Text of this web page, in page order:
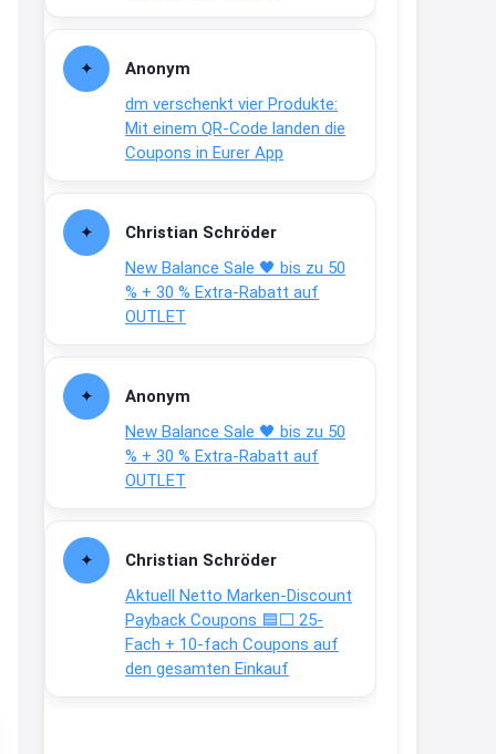
Anonym
dm verschenkt vier Produkte:
Mit einem QR-Code landen die
Coupons in Eurer App
Christian Schröder
New Balance Sale 🖤 bis zu 50
% + 30 % Extra-Rabatt auf
OUTLET
Anonym
New Balance Sale 🖤 bis zu 50
% + 30 % Extra-Rabatt auf
OUTLET
Christian Schröder
Aktuell Netto Marken-Discount
Payback Coupons 🟦⬜ 25-
Fach + 10-fach Coupons auf
den gesamten Einkauf
Joachim
www.linda.de/vorteile/coupons/...
2:21
↩
Gratis Hitzewarn-Aufkleber /
verfärbt sich ab 28 Grad /siehe
Text weiter unten
shop.bioeg.de/aufkleber-
achtun...
↩
Joachim
Gratis personalisierte 7-Tage
Ration Micronährstoffe/ Vitamine
↩
Joachim